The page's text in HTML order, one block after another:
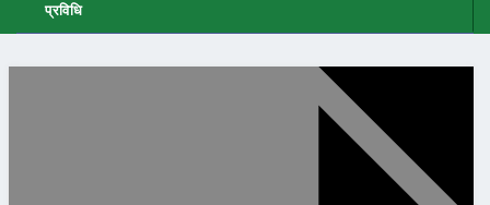
प्रविधि